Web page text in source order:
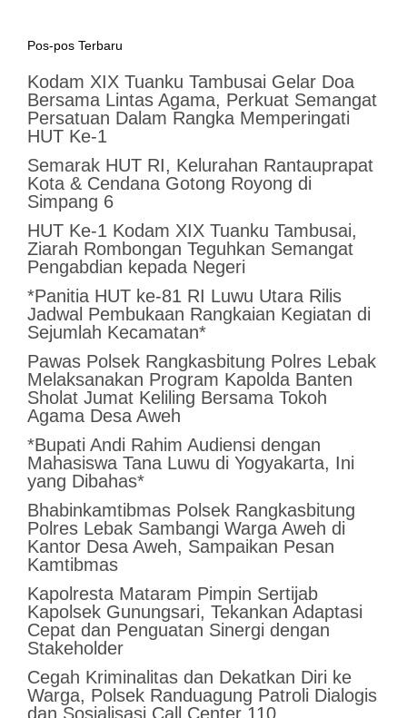
Pos-pos Terbaru
Kodam XIX Tuanku Tambusai Gelar Doa
Bersama Lintas Agama, Perkuat Semangat
Persatuan Dalam Rangka Memperingati
HUT Ke-1
Semarak HUT RI, Kelurahan Rantauprapat
Kota & Cendana Gotong Royong di
Simpang 6
HUT Ke-1 Kodam XIX Tuanku Tambusai,
Ziarah Rombongan Teguhkan Semangat
Pengabdian kepada Negeri
*Panitia HUT ke-81 RI Luwu Utara Rilis
Jadwal Pembukaan Rangkaian Kegiatan di
Sejumlah Kecamatan*
Pawas Polsek Rangkasbitung Polres Lebak
Melaksanakan Program Kapolda Banten
Sholat Jumat Keliling Bersama Tokoh
Agama Desa Aweh
*Bupati Andi Rahim Audiensi dengan
Mahasiswa Tana Luwu di Yogyakarta, Ini
yang Dibahas*
Bhabinkamtibmas Polsek Rangkasbitung
Polres Lebak Sambangi Warga Aweh di
Kantor Desa Aweh, Sampaikan Pesan
Kamtibmas
Kapolresta Mataram Pimpin Sertijab
Kapolsek Gunungsari, Tekankan Adaptasi
Cepat dan Penguatan Sinergi dengan
Stakeholder
Cegah Kriminalitas dan Dekatkan Diri ke
Warga, Polsek Randuagung Patroli Dialogis
dan Sosialisasi Call Center 110